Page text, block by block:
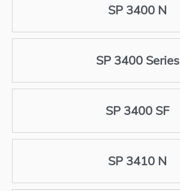
SP 3400 N
SP 3400 Series
SP 3400 SF
SP 3410 N